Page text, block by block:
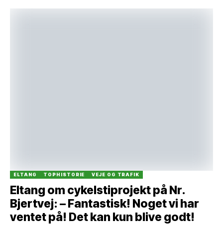
ELTANG TOPHISTORIE VEJE OG TRAFIK
Eltang om cykelstiprojekt på Nr.
Bjertvej: – Fantastisk! Noget vi har
ventet på! Det kan kun blive godt!